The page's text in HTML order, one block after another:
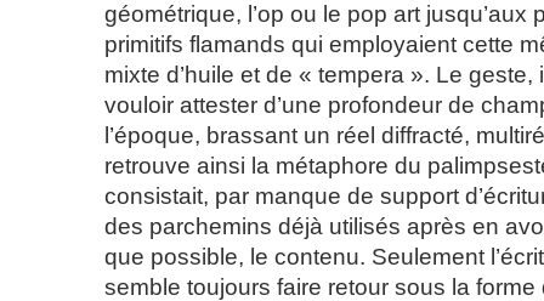
géométrique, l’op ou le pop art jusqu’aux
primitifs flamands qui employaient cette
mixte d’huile et de « tempera ». Le
vouloir attester d’une profondeur de
l’époque, brassant un réel diffracté,
retrouve ainsi la métaphore du
consistait, par manque de support
des parchemins déjà utilisés après en
que possible, le contenu. Seulement
semble toujours faire retour sous la forme